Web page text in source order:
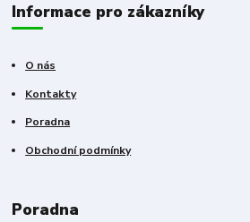
Informace pro zákazníky
O nás
Kontakty
Poradna
Obchodní podmínky
Poradna